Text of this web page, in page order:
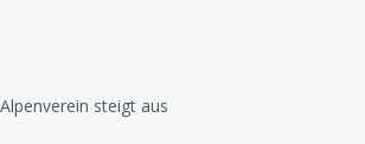
steigt aus